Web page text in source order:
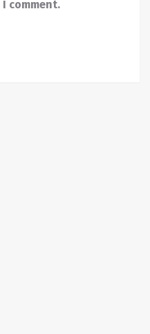
comment.